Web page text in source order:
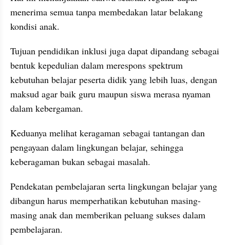
menerima semua tanpa membedakan latar belakang
kondisi anak.
Tujuan pendidikan inklusi juga dapat dipandang sebagai
bentuk kepedulian dalam merespons spektrum
kebutuhan belajar peserta didik yang lebih luas, dengan
maksud agar baik guru maupun siswa merasa nyaman
dalam kebergaman.
Keduanya melihat keragaman sebagai tantangan dan
pengayaan dalam lingkungan belajar, sehingga
keberagaman bukan sebagai masalah.
Pendekatan pembelajaran serta lingkungan belajar yang
dibangun harus memperhatikan kebutuhan masing-
masing anak dan memberikan peluang sukses dalam
pembelajaran.